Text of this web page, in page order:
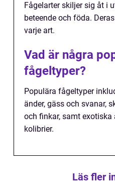
Fågelarter skiljer sig åt i
beteende och föda.
varje art.
Vad är några
fågeltyper?
Populära fågeltyper
änder, gäss och svanar,
och finkar, samt
kolibrier.
Läs fler